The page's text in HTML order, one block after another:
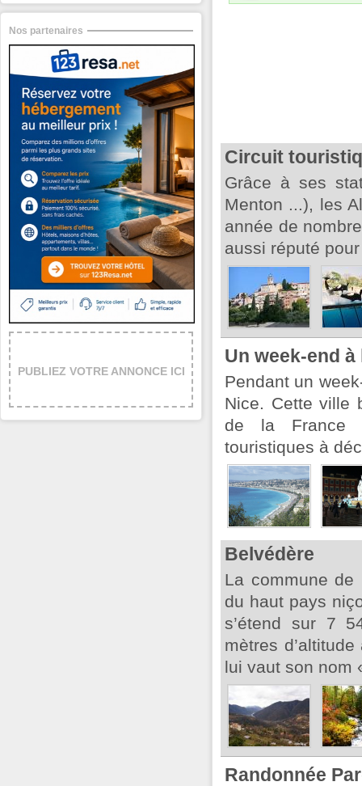
Circuit
Grâce à ses
Menton ...), les
année de
aussi réputé
Un week-end
Pendant un
Nice. Cette ville
de la France
touristiques à
Belvédère
La commune de
du haut pays
s’étend sur 7
mètres
lui vaut son nom
Randonnée
Nos partenaires
PUBLIEZ VOTRE ANNONCE ICI